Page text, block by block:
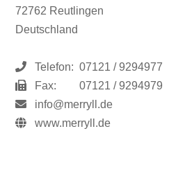
72762 Reutlingen
Deutschland
Telefon: 07121 / 9294977
Fax:
07121 / 9294979
info@merryll.de
www.merryll.de